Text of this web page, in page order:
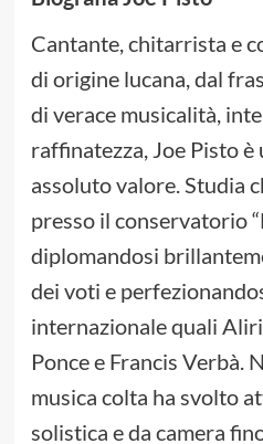
Cantante, chitarrista e
di origine lucana, dal
di verace musicalità,
raffinatezza, Joe Pisto è
assoluto valore. Studia
presso il conservatorio
diplomandosi
dei voti e
internazionale quali
Ponce e Francis Verbà.
musica colta ha svolto
solistica e da camera